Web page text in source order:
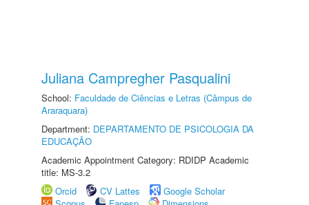
Juliana Campregher Pasqualini
School: Faculdade de Ciências e Letras (Câmpus de
Araraquara)
Department: DEPARTAMENTO DE PSICOLOGIA DA
EDUCAÇÃO
Academic Appointment Category: RDIDP Academic
title: MS-3.2
Orcid
CV Lattes
Google Scholar